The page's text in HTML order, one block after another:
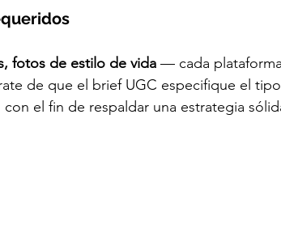
fotos de estilo de vida — cada
de que el brief UGC especifique el
el fin de respaldar una estrategia